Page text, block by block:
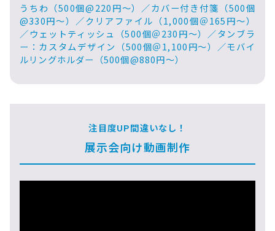
うちわ（500個@220円〜）／カバー付き付箋（500個
@330円〜）／クリアファイル（1,000個＠165円〜）
／ウェットティッシュ（500個＠230円〜）／タンブラ
ー：カスタムデザイン（500個＠1,100円〜）／モバイ
ルリングホルダー（500個@880円〜）
注目度UP間違いなし！
展示会向け動画制作